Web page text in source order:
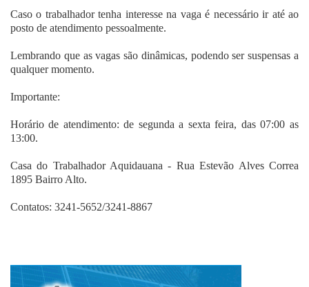
Caso o trabalhador tenha interesse na vaga é necessário ir até ao
posto de atendimento pessoalmente.
Lembrando que as vagas são dinâmicas, podendo ser suspensas a
qualquer momento.
Importante:
Horário de atendimento: de segunda a sexta feira, das 07:00 as
13:00.
Casa do Trabalhador Aquidauana - Rua Estevão Alves Correa
1895 Bairro Alto.
Contatos: 3241-5652/3241-8867